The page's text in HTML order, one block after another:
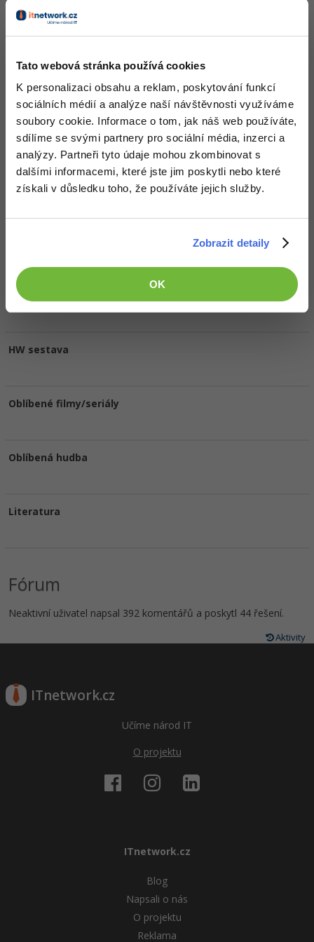
Tato webová stránka používá cookies
K personalizaci obsahu a reklam, poskytování funkcí
sociálních médií a analýze naší návštěvnosti využíváme
soubory cookie. Informace o tom, jak náš web používáte,
sdílíme se svými partnery pro sociální média, inzerci a
analýzy. Partneři tyto údaje mohou zkombinovat s
dalšími informacemi, které jste jim poskytli nebo které
získali v důsledku toho, že používáte jejich služby.
Zobrazit detaily
OK
jazyce Petr.
Zobrazit vše (1)
Ocenění
Doplňující informace
Oblíbené IDE, Editor
HW sestava
Oblíbené filmy/seriály
Oblíbená hudba
Literatura
Fórum
Neaktivní uživatel napsal 392 komentářů a poskytl 44 řešení.
Aktivity
ITnetwork.cz
Učíme národ IT
O projektu
ITnetwork.cz
Blog
Napsali o nás
O projektu
Reklama